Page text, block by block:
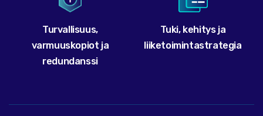
Turvallisuus,
varmuuskopiot ja
redundanssi
Tuki, kehitys ja
liiketoimintastrategia